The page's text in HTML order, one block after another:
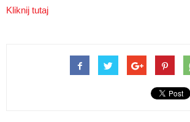
Kliknij tutaj